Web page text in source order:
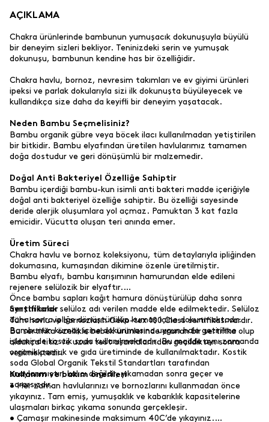
AÇIKLAMA
Chakra ürünlerinde bambunun yumuşacık dokunuşuyla büyülü
bir deneyim sizleri bekliyor. Teninizdeki serin ve yumuşak
dokunuşu, bambunun kendine has bir özelliğidir.
Chakra havlu, bornoz, nevresim takımları ve ev giyimi ürünleri
ipeksi ve parlak dokularıyla sizi ilk dokunuşta büyüleyecek ve
kullandıkça size daha da keyifli bir deneyim yaşatacak.
Neden Bambu Seçmelisiniz?
Bambu organik gübre veya böcek ilacı kullanılmadan yetiştirilen
bir bitkidir. Bambu elyafından üretilen havlularımız tamamen
doğa dostudur ve geri dönüşümlü bir malzemedir.
Doğal Anti Bakteriyel Özelliğe Sahiptir
Bambu içerdiği bambu-kun isimli anti bakteri madde içeriğiyle
doğal anti bakteriyel özelliğe sahiptir. Bu özelliği sayesinde
deride alerjik oluşumlara yol açmaz. Pamuktan 3 kat fazla
emicidir. Vücutta oluşan teri anında emer.
Üretim Süreci
Chakra havlu ve bornoz koleksiyonu, tüm detaylarıyla ipliğinden
dokumasına, kumaşından dikimine özenle üretilmiştir.
Bambu elyafı, bambu karışımının hamurundan elde edileni
rejenere selülozik bir elyaftır.
Önce bambu sapları kağıt hamura dönüştürülüp daha sonra
ayrıştırılarak selüloz adı verilen madde elde edilmektedir. Selüloz
daha sonra ipliğe dönüştürülüp kumaş içine dokunmaktadır.
Bambunun kumaş içine dokunmasına uygun hale getirilme
işleminde kostik soda kullanılmaktadır. Bu madde aynı zamanda
organik pamuk ve gıda üretiminde de kullanılmaktadır. Kostik
soda Global Organik Tekstil Standartları tarafından
onaylanmıştır, kalıcı değildir, yıkamadan sonra geçer ve
zararsızdır.
Sertifikalar
Tüm havlu ve bornozların Oeko-tex 100 Class sertifikası vardır.
Bu sertifika özellikle bebek ürünlerinde aranan bir sertifika olup
oldukça titiz ve uzun test aşamalarından geçildikten sonra
verilmektedir.
Kullanım ve bakım önerileri
• Her zaman havlularınızı ve bornozlarını kullanmadan önce
yıkayınız. Tam emiş, yumuşaklık ve kabarıklık kapasitelerine
ulaşmaları birkaç yıkama sonunda gerçekleşir.
• Çamaşır makinesinde maksimum 40C’de yıkayınız.